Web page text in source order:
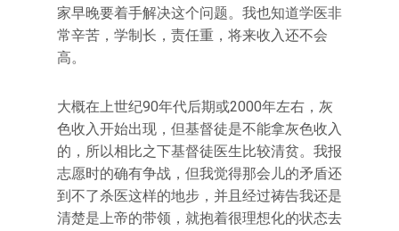
家早晚要着手解决这个问题。我也知道学医非
常辛苦，学制长，责任重，将来收入还不会
高。
大概在上世纪90年代后期或2000年左右，灰
色收入开始出现，但基督徒是不能拿灰色收入
的，所以相比之下基督徒医生比较清贫。我报
志愿时的确有争战，但我觉得那会儿的矛盾还
到不了杀医这样的地步，并且经过祷告我还是
清楚是上帝的带领，就抱着很理想化的状态去